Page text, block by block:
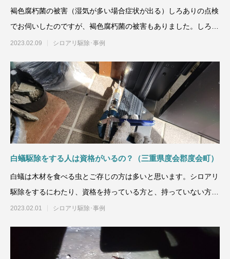
褐色腐朽菌の被害（湿気が多い場合症状が出る）しろありの点検
でお伺いしたのですが、褐色腐朽菌の被害もありました。しろあ
りの被
2023.02.09 シロアリ駆除･事例
白蟻駆除をする人は資格がいるの？（三重県度会郡度会町）
白蟻は木材を食べる虫とご存じの方は多いと思います。シロアリ
駆除をするにわたり、資格を持っている方と、持っていない方の
知識は
2023.02.01 シロアリ駆除･事例